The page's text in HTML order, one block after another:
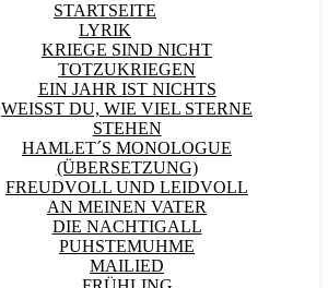
STARTSEITE
LYRIK
KRIEGE SIND NICHT
TOTZUKRIEGEN
EIN JAHR IST NICHTS
WEISST DU, WIE VIEL STERNE S
TEHEN
HAMLET´S MONOLOGUE
(ÜBERSETZUNG)
FREUDVOLL UND LEIDVOLL
AN MEINEN VATER
DIE NACHTIGALL
PUHSTEMUHME
MAILIED